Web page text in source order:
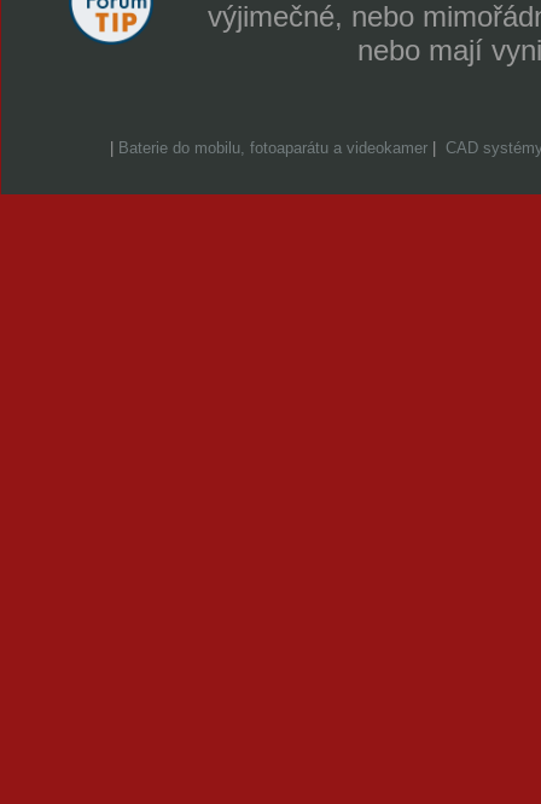
výjimečné, nebo
nebo mají
Baterie do mobilu, fotoaparátu a videokamer CAD